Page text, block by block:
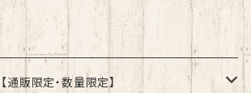
販限定・数量限定】